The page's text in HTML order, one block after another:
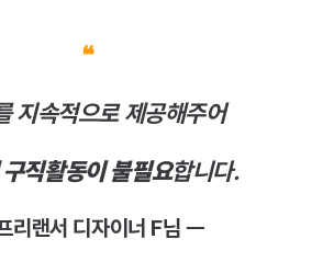
❝
지속적으로 제공해주어
직활동이 불필요합니다.
리랜서 디자이너 F님 ㅡ